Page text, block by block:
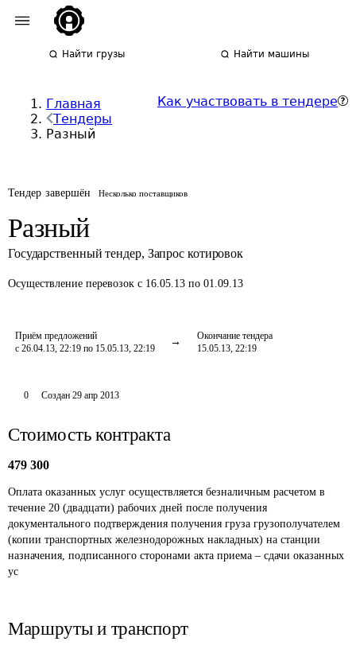
Найти грузы Найти машины
Главная
Тендеры
Разный
Как участвовать в тендере
Тендер завершён Несколько поставщиков
Разный
Государственный тендер, Запрос котировок
Осуществление перевозок с 16.05.13 по 01.09.13
Приём предложений
с 26.04.13, 22:19 по 15.05.13, 22:19
Окончание тендера
15.05.13, 22:19
0 Создан 29 апр 2013
Стоимость контракта
479 300
Оплата оказанных услуг осуществляется безналичным расчетом в
течение 20 (двадцати) рабочих дней после получения
документального подтверждения получения груза грузополучателем
(копии транспортных железнодорожных накладных) на станции
назначения, подписанного сторонами акта приема – сдачи оказанных
ус
Маршруты и транспорт